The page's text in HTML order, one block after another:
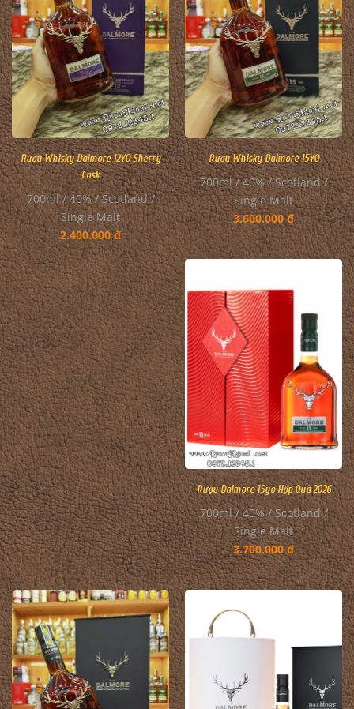
Rượu Whisky Dalmore 12YO Sherry
Cask
700ml / 40% / Scotland /
Single Malt
2.400.000 đ
Rượu Whisky Dalmore 15YO
700ml / 40% / Scotland /
Single Malt
3.600.000 đ
Rượu Dalmore 15yo Hộp Quà 2026
700ml / 40% / Scotland /
Single Malt
3.700.000 đ